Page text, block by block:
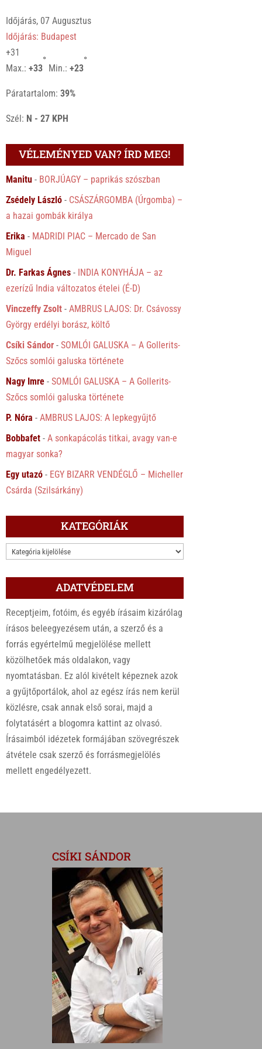
Időjárás, 07 Augusztus
Időjárás: Budapest
+31
Max.:+33
°
Min.:+23
°
Páratartalom:39%
Szél: N - 27 KPH
VÉLEMÉNYED VAN? ÍRD MEG!
Manitu - BORJÚAGY – paprikás szószban
Zsédely László - CSÁSZÁRGOMBA (Úrgomba) –
a hazai gombák királya
Erika - MADRIDI PIAC – Mercado de San
Miguel
Dr. Farkas Ágnes - INDIA KONYHÁJA – az
ezerízű India változatos ételei (É-D)
Vinczeffy Zsolt -AMBRUS LAJOS: Dr. Csávossy
György erdélyi borász, költő
Csíki Sándor -SOMLÓI GALUSKA – A Gollerits-
Szőcs somlói galuska története
Nagy Imre -SOMLÓI GALUSKA – A Gollerits-
Szőcs somlói galuska története
P. Nóra -AMBRUS LAJOS: A lepkegyűjtő
Bobbafet -A sonkapácolás titkai, avagy van-e
magyar sonka?
Egy utazó - EGY BIZARR VENDÉGLŐ – Micheller
Csárda (Szilsárkány)
KATEGÓRIÁK
KATEGÓRIÁK
ADATVÉDELEM
Receptjeim, fotóim, és egyéb írásaim kizárólag
írásos beleegyezésem után, a szerző és a
forrás egyértelmű megjelölése mellett
közölhetőek más oldalakon, vagy
nyomtatásban. Ez alól kivételt képeznek azok
a gyűjtőportálok, ahol az egész írás nem kerül
közlésre, csak annak első sorai, majd a
folytatásért a blogomra kattint az olvasó.
Írásaimból idézetek formájában szövegrészek
átvétele csak szerző és forrásmegjelölés
mellett engedélyezett.
CSÍKI SÁNDOR